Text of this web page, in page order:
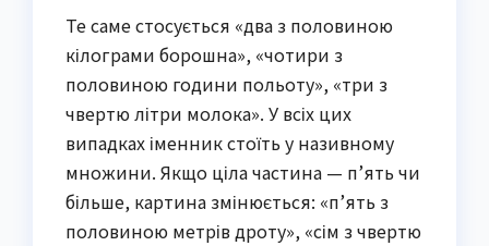
Те саме стосується «два з половиною
кілограми борошна», «чотири з
половиною години польоту», «три з
чвертю літри молока». У всіх цих
випадках іменник стоїть у називному
множини. Якщо ціла частина — п’ять чи
більше, картина змінюється: «п’ять з
половиною метрів дроту», «сім з чвертю